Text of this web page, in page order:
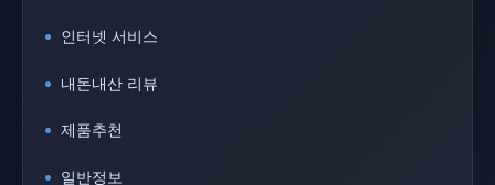
인터넷 서비스
내돈내산 리뷰
제품추천
일반정보